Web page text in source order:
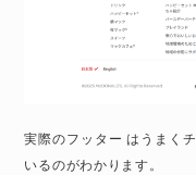
実際のフッター はうまく
いるのがわかります。